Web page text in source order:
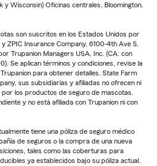
y Wisconsin) Oficinas centrales, Bloomington,
son suscritos en los Estados Unidos por
ZPIC Insurance Company, 6100-4th Ave S,
Trupanion Managers USA, Inc. (CA: con
Se aplican términos y condiciones, revise la
para obtener detalles. State Farm
sus subsidiarias y afiliadas no ofrecen ni
los productos de seguro de mascotas.
y no está afiliada con Trupanion ni con
tiene una póliza de seguro médico
de seguros o la compra de una nueva
tales como las coberturas para
ya establecidos bajo su póliza actual.